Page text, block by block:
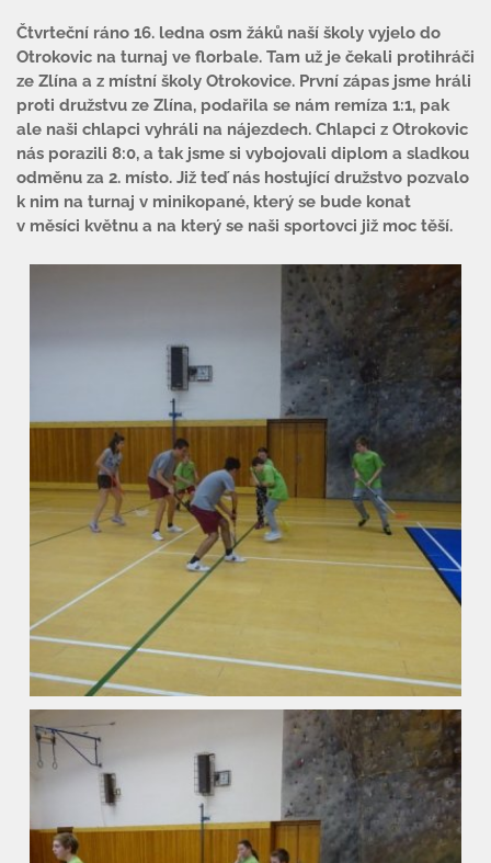
Úvod
Organizace školního roku
Úřední deska
Naše škola
Základní škola
ZŠ speciální
ZŠ a MŠ při nemocnici
Školní družina
Fotogalerie
Vyhledávání na webu
Čtvrteční ráno 16. ledna osm žáků naší školy vyjelo do
Otrokovic na turnaj ve florbale. Tam už je čekali protihráči
ze Zlína a z místní školy Otrokovice. První zápas jsme hráli
proti družstvu ze Zlína, podařila se nám remíza 1:1, pak
ale naši chlapci vyhráli na nájezdech. Chlapci z Otrokovic
nás porazili 8:0, a tak jsme si vybojovali diplom a sladkou
odměnu za 2. místo. Již teď nás hostující družstvo pozvalo
k nim na turnaj v minikopané, který se bude konat
v měsíci květnu a na který se naši sportovci již moc těší.